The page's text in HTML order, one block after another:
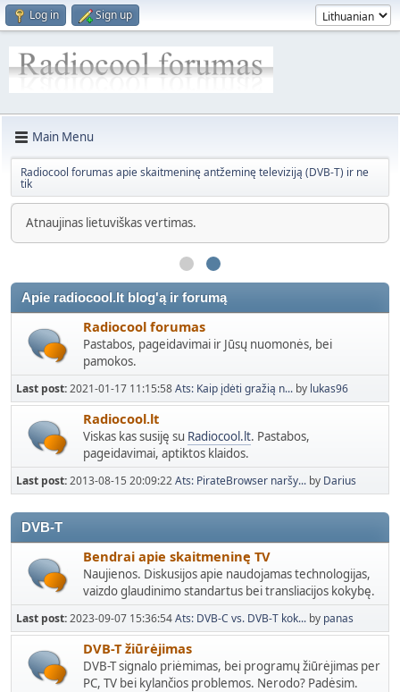
Log in Sign up
Main Menu
Radiocool forumas apie skaitmeninę antžeminę televiziją (DVB-T) ir ne
tik
Atnaujinas lietuviškas vertimas.
Apie radiocool.lt blog'ą ir forumą
Radiocool forumas
Pastabos, pageidavimai ir Jūsų nuomonės, bei
pamokos.
Last post:2021-01-17 11:15:58Ats: Kaip įdėti gražią n... by lukas96
Radiocool.lt
Viskas kas susiję su Radiocool.lt. Pastabos,
pageidavimai, aptiktos klaidos.
Last post:2013-08-15 20:09:22Ats: PirateBrowser naršy... by Darius
DVB-T
Bendrai apie skaitmeninę TV
Naujienos. Diskusijos apie naudojamas technologijas,
vaizdo glaudinimo standartus bei transliacijos kokybę.
Last post:2023-09-07 15:36:54Ats: DVB-C vs. DVB-T kok... by panas
DVB-T žiūrėjimas
DVB-T signalo priėmimas, bei programų žiūrėjimas per
PC, TV bei kylančios problemos. Nerodo? Padėsim.